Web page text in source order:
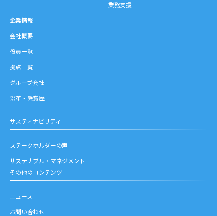
業務支援
企業情報
会社概要
役員一覧
拠点一覧
グループ会社
沿革・受賞歴
サスティナビリティ
ステークホルダーの声
サステナブル・マネジメント
その他のコンテンツ
ニュース
お問い合わせ